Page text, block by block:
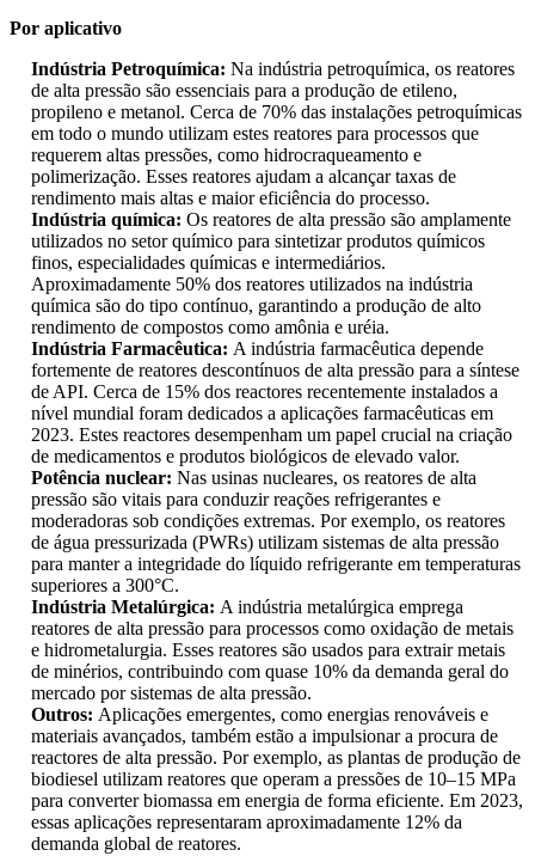
Por aplicativo
Indústria Petroquímica: Na indústria petroquímica, os reatores
de alta pressão são essenciais para a produção de etileno,
propileno e metanol. Cerca de 70% das instalações petroquímicas
em todo o mundo utilizam estes reatores para processos que
requerem altas pressões, como hidrocraqueamento e
polimerização. Esses reatores ajudam a alcançar taxas de
rendimento mais altas e maior eficiência do processo.
Indústria química: Os reatores de alta pressão são amplamente
utilizados no setor químico para sintetizar produtos químicos
finos, especialidades químicas e intermediários.
Aproximadamente 50% dos reatores utilizados na indústria
química são do tipo contínuo, garantindo a produção de alto
rendimento de compostos como amônia e uréia.
Indústria Farmacêutica: A indústria farmacêutica depende
fortemente de reatores descontínuos de alta pressão para a síntese
de API. Cerca de 15% dos reactores recentemente instalados a
nível mundial foram dedicados a aplicações farmacêuticas em
2023. Estes reactores desempenham um papel crucial na criação
de medicamentos e produtos biológicos de elevado valor.
Potência nuclear: Nas usinas nucleares, os reatores de alta
pressão são vitais para conduzir reações refrigerantes e
moderadoras sob condições extremas. Por exemplo, os reatores
de água pressurizada (PWRs) utilizam sistemas de alta pressão
para manter a integridade do líquido refrigerante em temperaturas
superiores a 300°C.
Indústria Metalúrgica: A indústria metalúrgica emprega
reatores de alta pressão para processos como oxidação de metais
e hidrometalurgia. Esses reatores são usados ​​para extrair metais
de minérios, contribuindo com quase 10% da demanda geral do
mercado por sistemas de alta pressão.
Outros: Aplicações emergentes, como energias renováveis ​​e
materiais avançados, também estão a impulsionar a procura de
reactores de alta pressão. Por exemplo, as plantas de produção de
biodiesel utilizam reatores que operam a pressões de 10–15 MPa
para converter biomassa em energia de forma eficiente. Em 2023,
essas aplicações representaram aproximadamente 12% da
demanda global de reatores.